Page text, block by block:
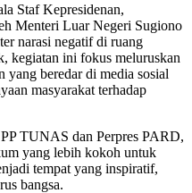
Staf Kepresidenan,
Menteri Luar Negeri Sugiono
narasi negatif di ruang
kegiatan ini fokus meluruskan
yang beredar di media sosial
masyarakat terhadap
TUNAS dan Perpres PARD,
yang lebih kokoh untuk
tempat yang inspiratif,
bangsa.